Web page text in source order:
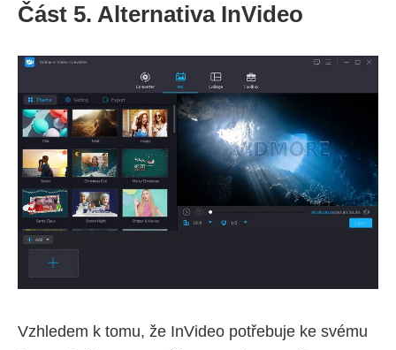
Část 5. Alternativa InVideo
Vzhledem k tomu, že InVideo potřebuje ke svému